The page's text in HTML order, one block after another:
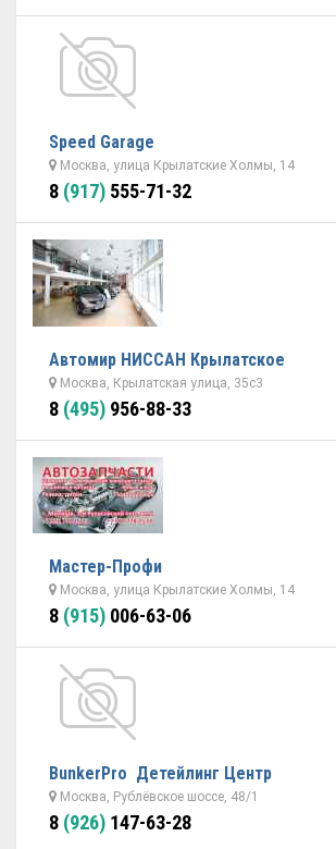
Speed Garage
Москва, улица Крылатские Холмы, 14
8 (917) 555-71-32
Автомир НИССАН Крылатское
Москва, Крылатская улица, 35с3
8 (495) 956-88-33
Мастер-Профи
Москва, улица Крылатские Холмы, 14
8 (915) 006-63-06
BunkerPro Детейлинг Центр
Москва, Рублёвское шоссе, 48/1
8 (926) 147-63-28